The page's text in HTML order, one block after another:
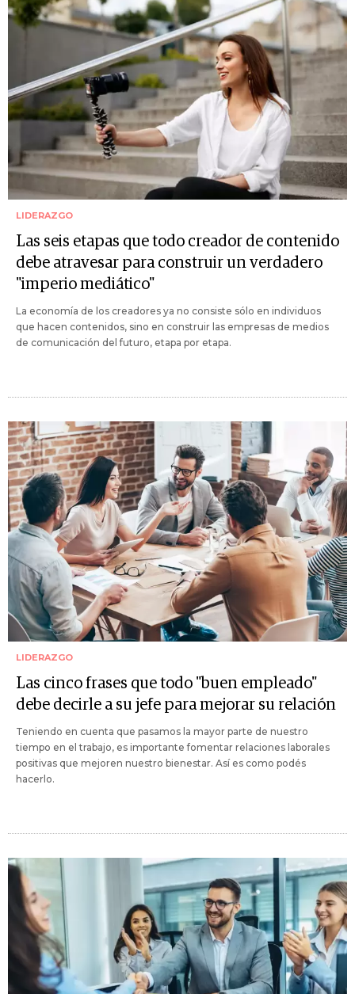
LIDERAZGO
Las seis etapas que todo creador de contenido
debe atravesar para construir un verdadero
"imperio mediático"
La economía de los creadores ya no consiste sólo en individuos
que hacen contenidos, sino en construir las empresas de medios
de comunicación del futuro, etapa por etapa.
LIDERAZGO
Las cinco frases que todo "buen empleado"
debe decirle a su jefe para mejorar su relación
Teniendo en cuenta que pasamos la mayor parte de nuestro
tiempo en el trabajo, es importante fomentar relaciones laborales
positivas que mejoren nuestro bienestar. Así es como podés
hacerlo.